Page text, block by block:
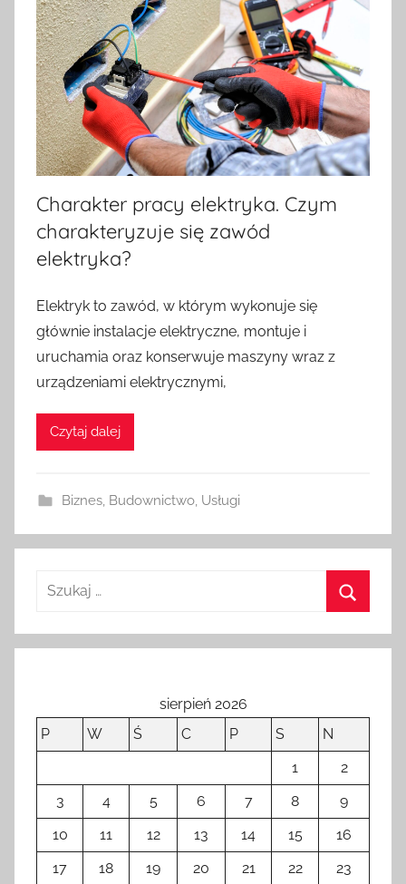
Charakter pracy elektryka. Czym
charakteryzuje się zawód
elektryka?
p
u
b
l
o
a
o
t
n
a
2
Elektryk to zawód, w którym wykonuje się
głównie instalacje elektryczne, montuje i
uruchamia oraz konserwuje maszyny wraz z
urządzeniami elektrycznymi,
Czytaj dalej
Biznes, Budownictwo, Usługi
sierpień 2026
P
W Ś C P S
N
1
2
3
4 5 6 7 8
9
10
11 12 13 14 15
16
17
18 19 20 21 22 23